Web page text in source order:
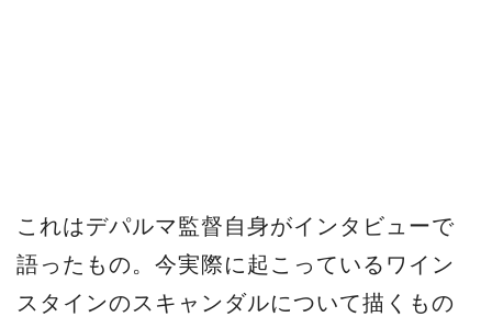
後の発表を待ちたい。
さて一方のワンスタインだが、去る6月5日
（現地時間）ニューヨークの大陪審で二人